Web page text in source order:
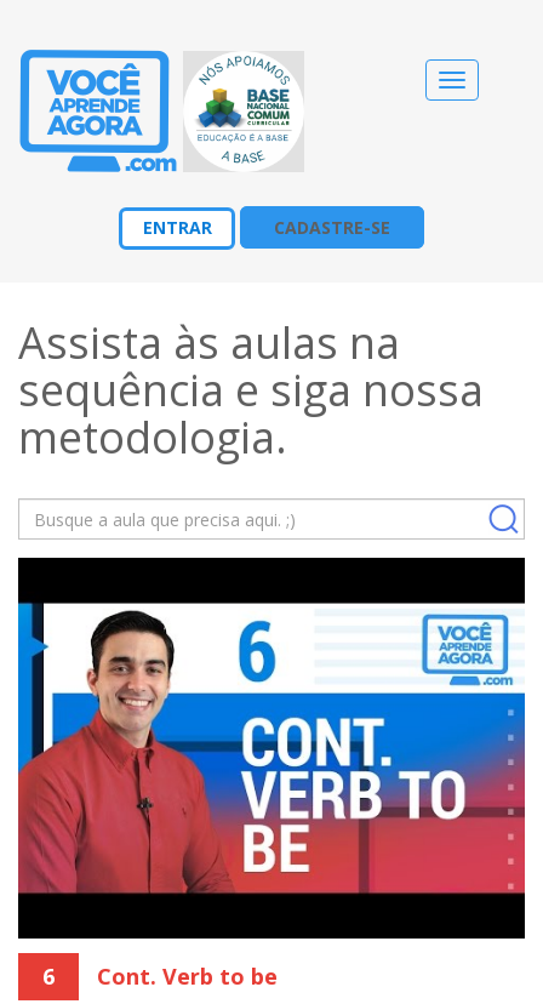
Alternar
navegação
ENTRAR CADASTRE-SE
Assista às aulas na
sequência e siga nossa
metodologia.
6 Cont. Verb to be